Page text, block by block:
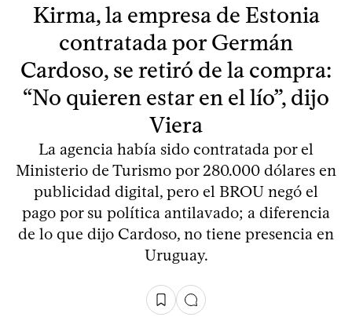
Kirma, la empresa de Estonia
contratada por Germán
Cardoso, se retiró de la compra:
“No quieren estar en el lío”, dijo
Viera
La agencia había sido contratada por el
Ministerio de Turismo por 280.000 dólares en
publicidad digital, pero el BROU negó el
pago por su política antilavado; a diferencia
de lo que dijo Cardoso, no tiene presencia en
Uruguay.